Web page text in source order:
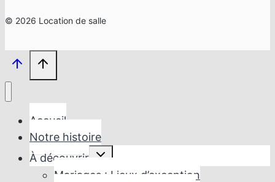
© 2026 Location de salle
Accueil
Notre histoire
À découvrir
Ouvrir/fermer
menu
Mariages : Lieux d’exception